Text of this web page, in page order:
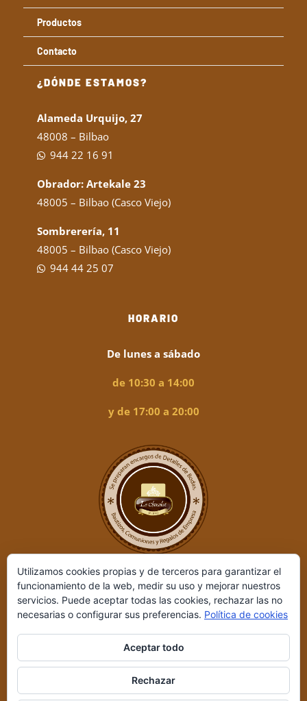
Productos
Contacto
¿DÓNDE ESTAMOS?
Alameda Urquijo, 27
48008 – Bilbao
944 22 16 91
Obrador: Artekale 23
48005 – Bilbao (Casco Viejo)
Sombrerería, 11
48005 – Bilbao (Casco Viejo)
944 44 25 07
HORARIO
De lunes a sábado
de 10:30 a 14:00
y de 17:00 a 20:00
Aviso legal y Política de privacidad
Utilizamos cookies propias y de terceros para garantizar el
funcionamiento de la web, medir su uso y mejorar nuestros
servicios. Puede aceptar todas las cookies, rechazar las no
necesarias o configurar sus preferencias. Política de cookies
Aceptar todo
Rechazar